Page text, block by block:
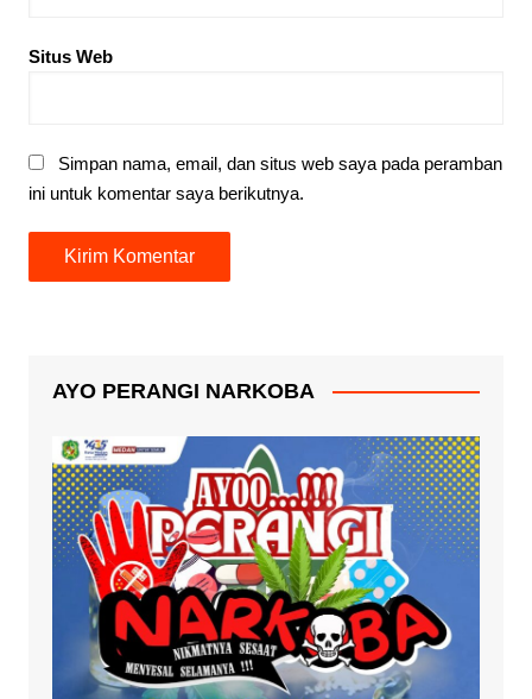
Situs Web
Simpan nama, email, dan situs web saya pada peramban
ini untuk komentar saya berikutnya.
AYO PERANGI NARKOBA